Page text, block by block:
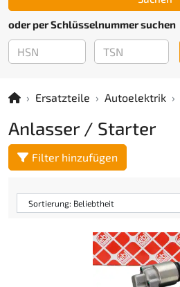
oder per Schlüsselnummer suchen
Ersatzteile Autoelektrik
Anlasser / Starter
Filter hinzufügen